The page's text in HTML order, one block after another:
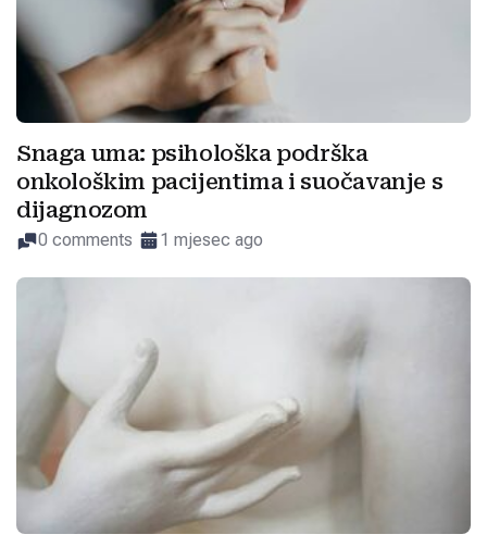
Snaga uma: psihološka podrška
onkološkim pacijentima i suočavanje s
dijagnozom
0 comments 1 mjesec ago